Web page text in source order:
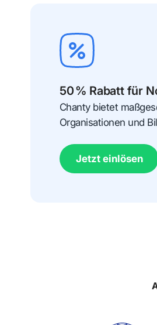
50 % Rabatt für
Chanty bietet
Organisationen und
Jetzt einlösen